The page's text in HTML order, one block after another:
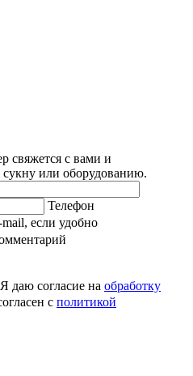
свяжется с вами и
сукну или оборудованию.
Телефон
если удобно
Я даю согласие на обработку
с политикой